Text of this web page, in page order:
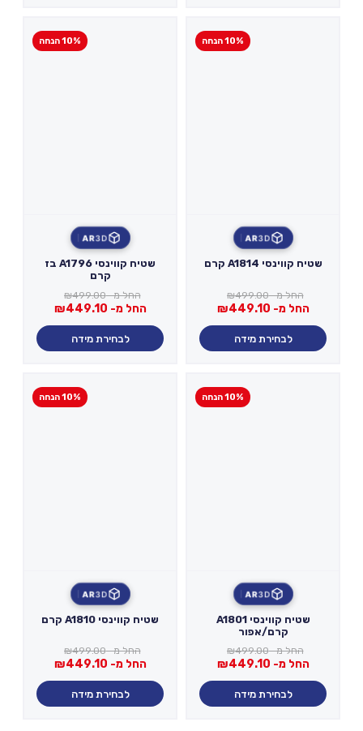
10% הנחה
3D
AR
שטיח קווינסי A1814 קרם
החל מ- ₪499.00
החל מ- ₪449.10
לבחירת מידה
10% הנחה
3D
AR
שטיח קווינסי A1796 בז
קרם
החל מ- ₪499.00
החל מ- ₪449.10
לבחירת מידה
10% הנחה
3D
AR
שטיח קווינסי A1801
קרם/אפור
החל מ- ₪499.00
החל מ- ₪449.10
לבחירת מידה
10% הנחה
3D
AR
שטיח קווינסי A1810 קרם
החל מ- ₪499.00
החל מ- ₪449.10
לבחירת מידה